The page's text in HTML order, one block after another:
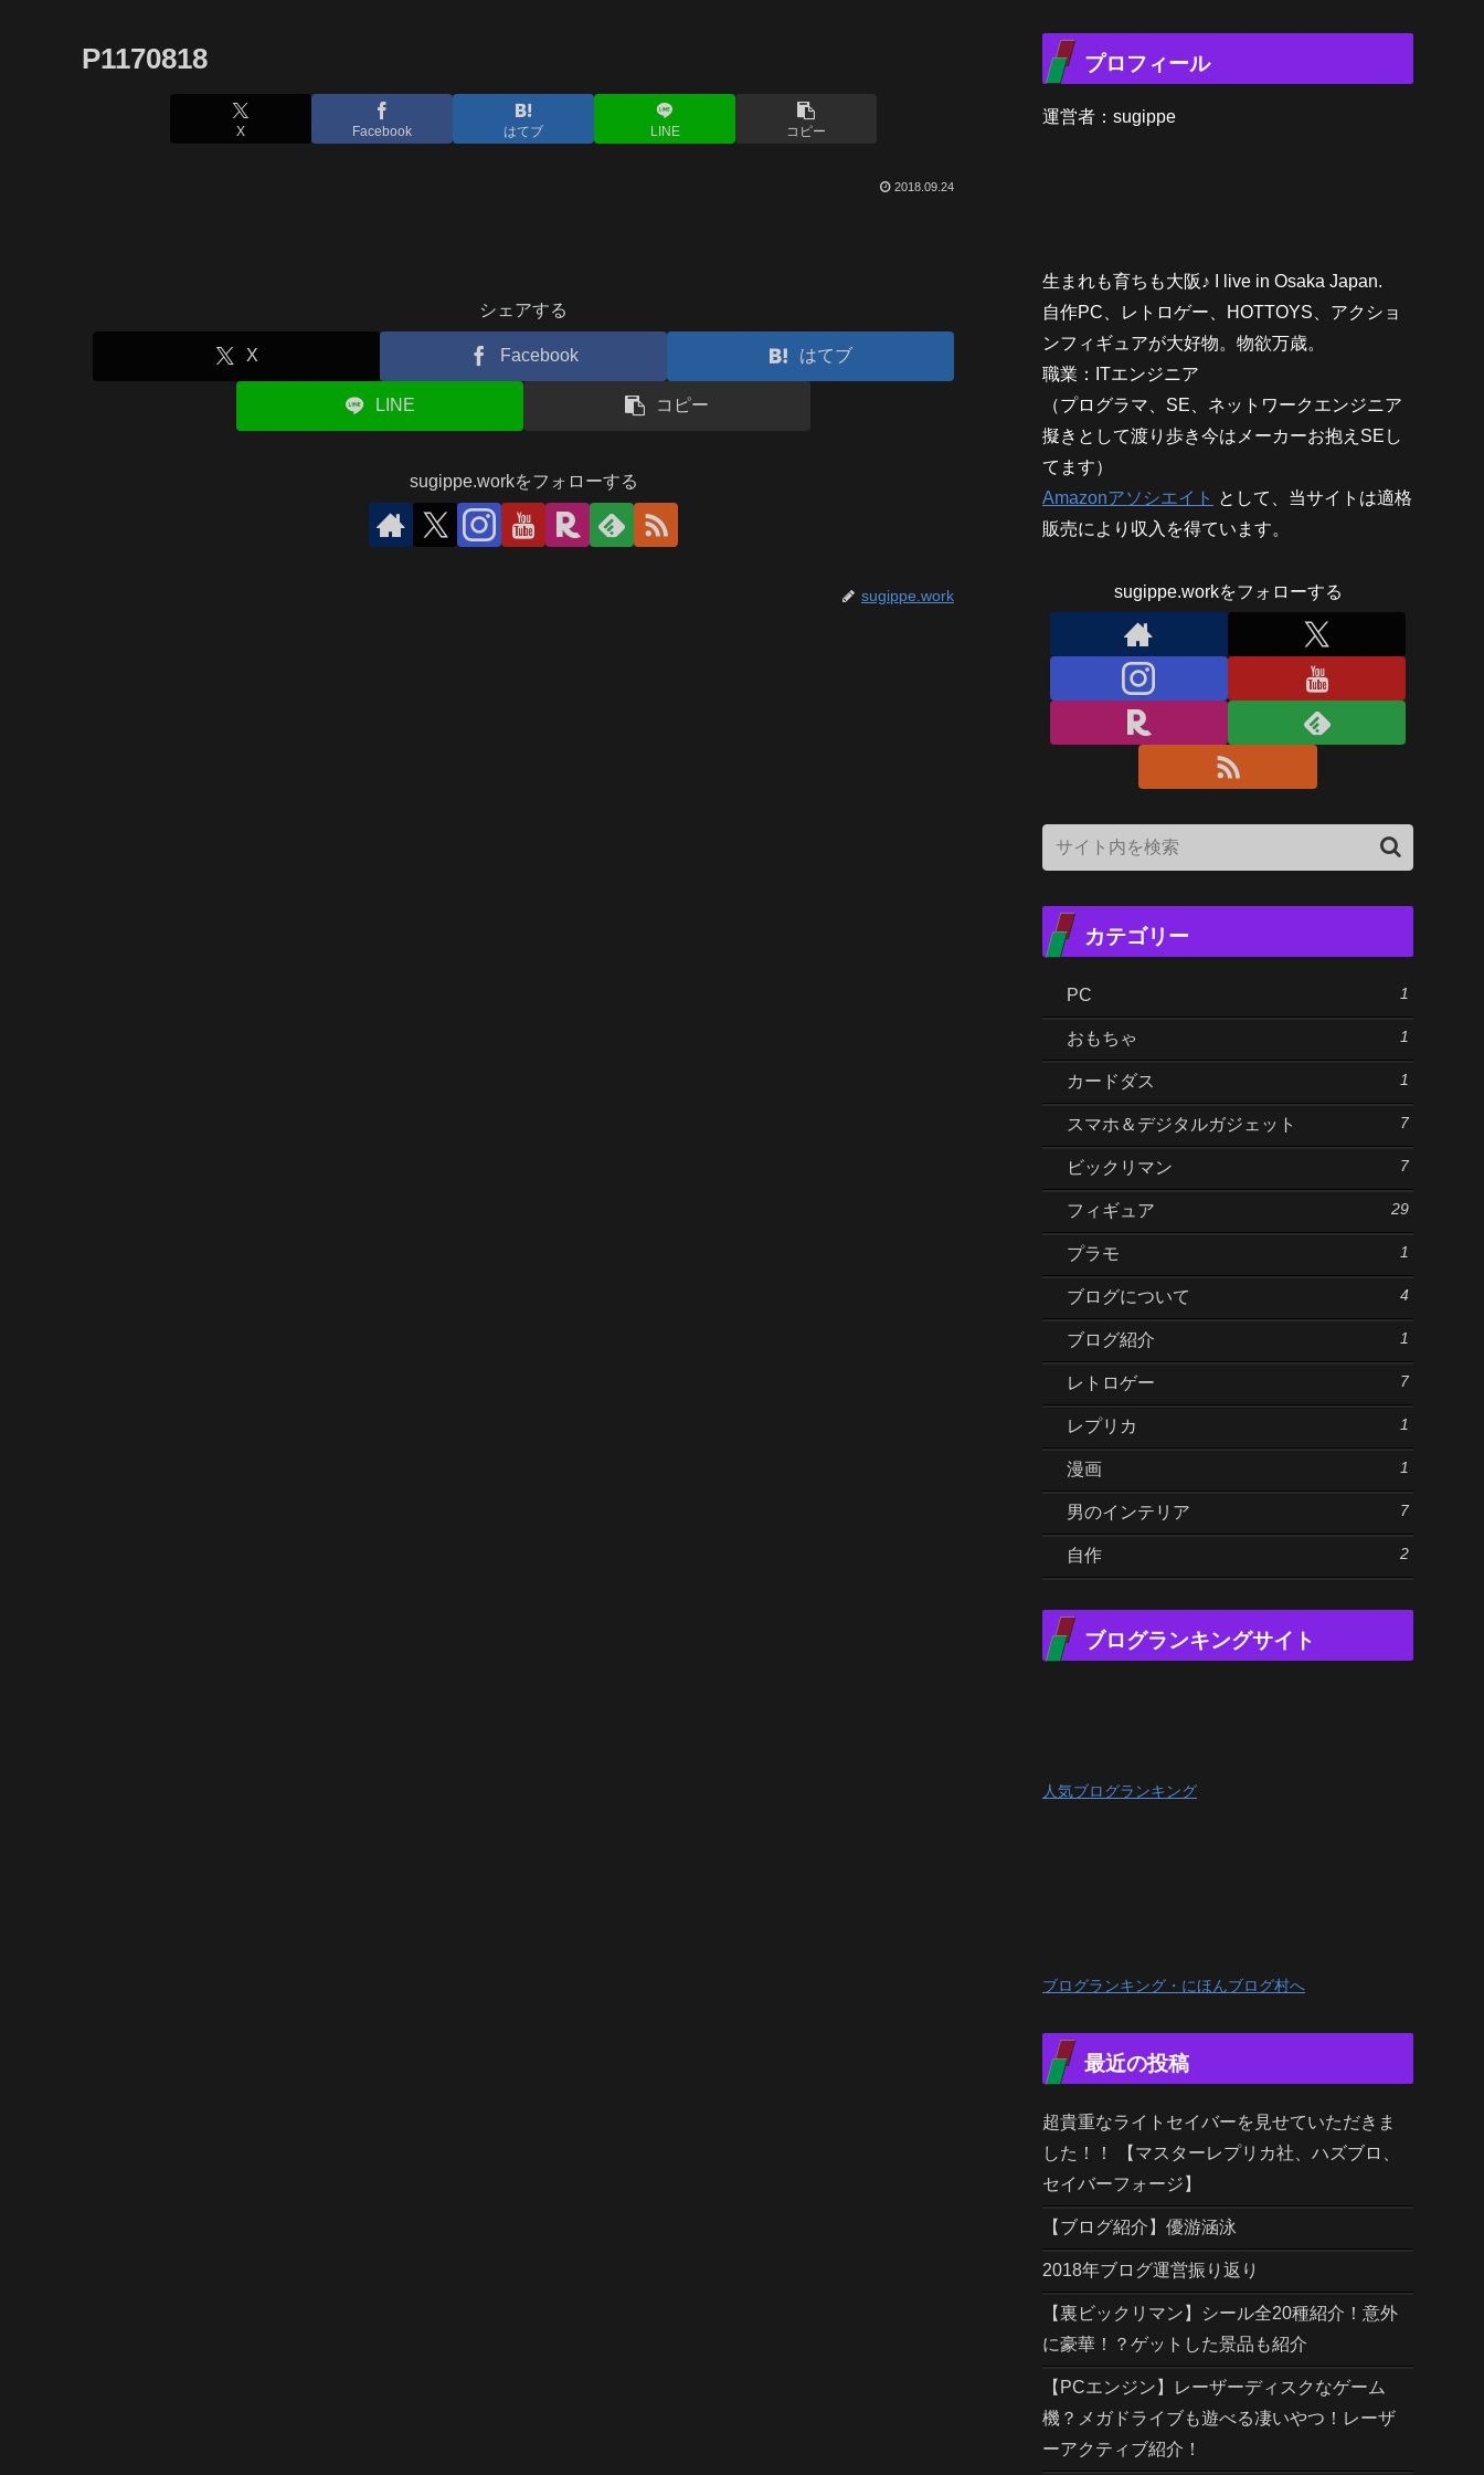
P1170818
X Facebook はてブ LINE コピー
2018.09.24
シェアする
X Facebook はてブ
LINE コピー
sugippe.workをフォローする
sugippe.work
プロフィール
運営者：sugippe
生まれも育ちも大阪♪ I live in Osaka Japan.
自作PC、レトロゲー、HOTTOYS、アクショ
ンフィギュアが大好物。物欲万歳。
職業：ITエンジニア
（プログラマ、SE、ネットワークエンジニア
擬きとして渡り歩き今はメーカーお抱えSEし
てます）
Amazonアソシエイト として、当サイトは適格
販売により収入を得ています。
sugippe.workをフォローする
カテゴリー
PC 1
おもちゃ 1
カードダス 1
スマホ＆デジタルガジェット 7
ビックリマン 7
フィギュア 29
プラモ 1
ブログについて 4
ブログ紹介 1
レトロゲー 7
レプリカ 1
漫画 1
男のインテリア 7
自作 2
ブログランキングサイト
人気ブログランキング
ブログランキング・にほんブログ村へ
最近の投稿
超貴重なライトセイバーを見せていただきま
した！！ 【マスターレプリカ社、ハズブロ、
セイバーフォージ】
【ブログ紹介】優游涵泳
2018年ブログ運営振り返り
【裏ビックリマン】シール全20種紹介！意外
に豪華！？ゲットした景品も紹介
【PCエンジン】レーザーディスクなゲーム
機？メガドライブも遊べる凄いやつ！レーザ
ーアクティブ紹介！